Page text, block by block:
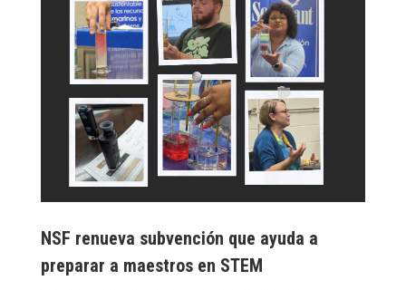
NSF renueva subvención que ayuda a
preparar a maestros en STEM